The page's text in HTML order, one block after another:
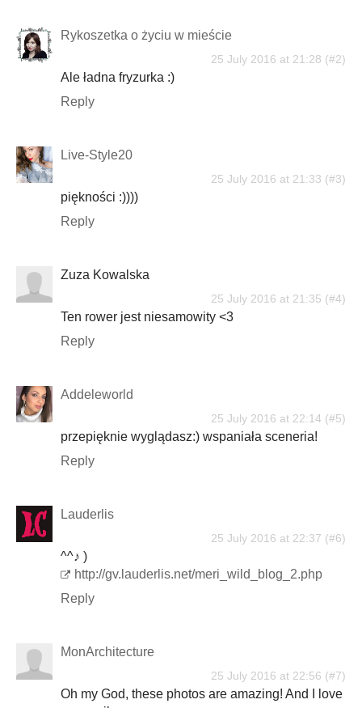
Rykoszetka o życiu w mieście
25 July 2016 at 21:28
Ale ładna fryzurka :)
Reply
Live-Style20
25 July 2016 at 21:33
piękności :))))
Reply
Zuza Kowalska
25 July 2016 at 21:35
Ten rower jest niesamowity <3
Reply
Addeleworld
25 July 2016 at 22:14
przepięknie wyglądasz:) wspaniała sceneria!
Reply
Lauderlis
25 July 2016 at 22:37
^^♪ )
http://gv.lauderlis.net/meri_wild_blog_2.php
Reply
MonArchitecture
25 July 2016 at 22:56
Oh my God, these photos are amazing! And I love